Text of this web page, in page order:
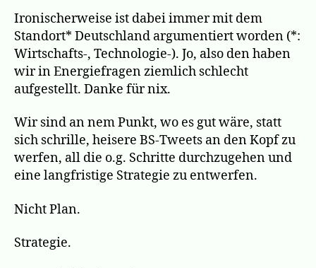
Ironischerweise ist dabei immer mit dem
Standort* Deutschland argumentiert worden (*:
Wirtschafts-, Technologie-). Jo, also den haben
wir in Energiefragen ziemlich schlecht
aufgestellt. Danke für nix.
Wir sind an nem Punkt, wo es gut wäre, statt
sich schrille, heisere BS-Tweets an den Kopf zu
werfen, all die o.g. Schritte durchzugehen und
eine langfristige Strategie zu entwerfen.
Nicht Plan.
Strategie.